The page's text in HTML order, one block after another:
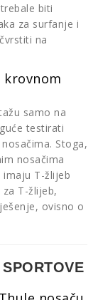
biti
za surfanje i
na
krovnom
samo na
testirati
Stoga,
nosačima
imaju T-žlijeb
T-žlijeb,
ovisno o